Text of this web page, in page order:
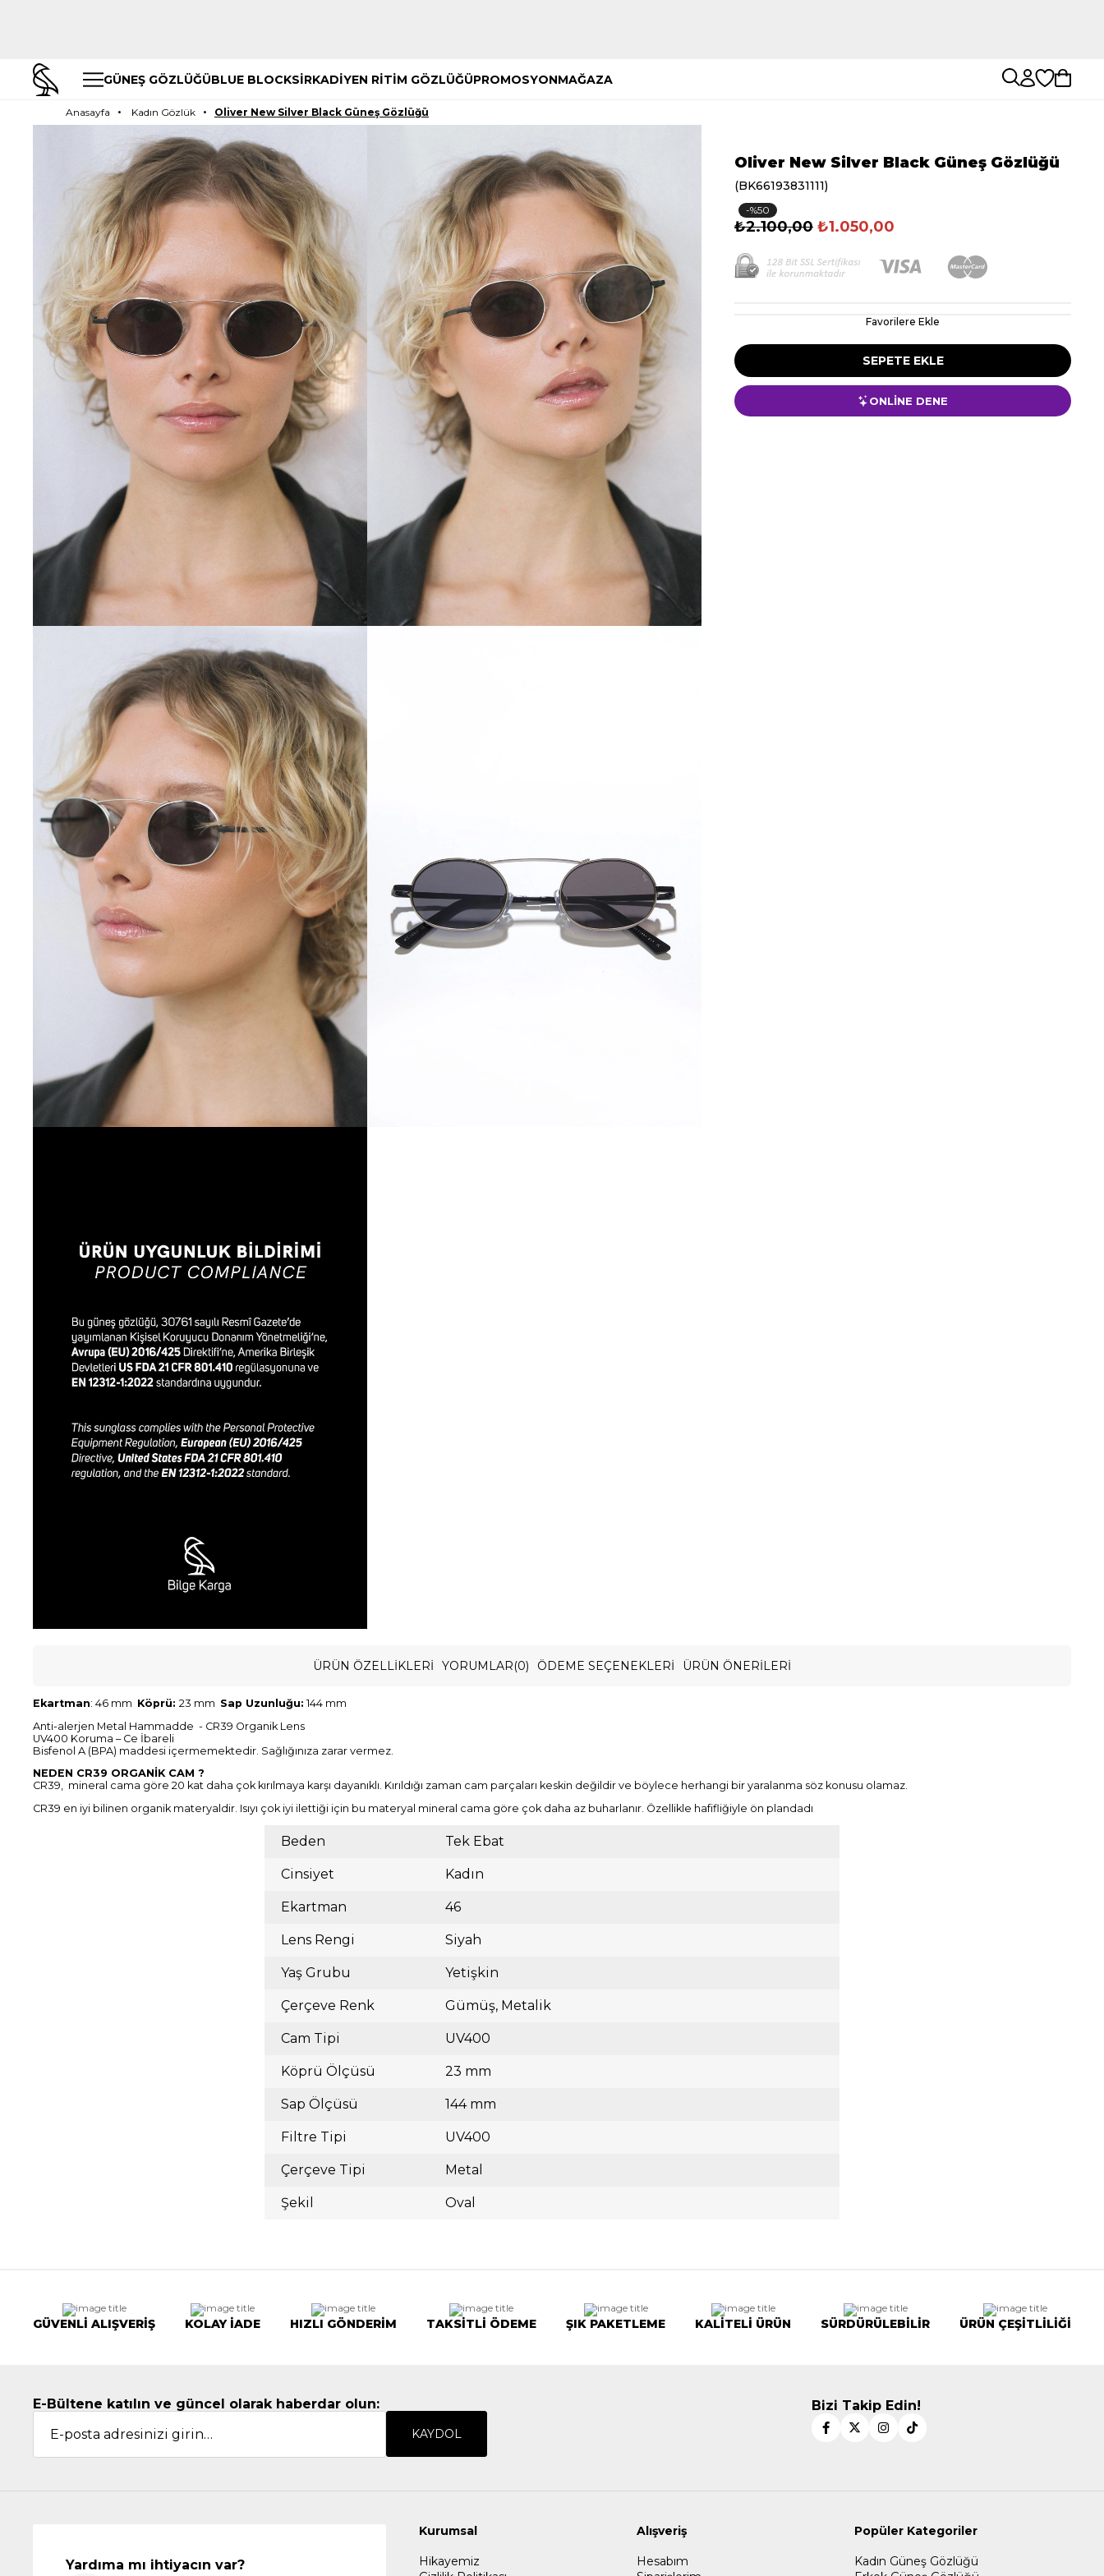
GÜNEŞ GÖZLÜĞÜBLUE BLOCKSİRKADİYEN RİTİM GÖZLÜĞÜPROMOSYONMAĞAZA
Anasayfa Kadın Gözlük Oliver New Silver Black Güneş Gözlüğü
Oliver New Silver Black Güneş Gözlüğü
(BK66193831111)
50
₺2.100,00 ₺1.050,00
Favorilere Ekle
ONLİNE DENE
ÜRÜN ÖZELLIKLERI YORUMLAR(0) ÖDEME SEÇENEKLERI ÜRÜN ÖNERILERI
Ekartman: 46 mm Köprü: 23 mm Sap Uzunluğu: 144 mm
Anti-alerjen Metal Hammadde - CR39 Organik Lens
UV400 Koruma – Ce İbareli
Bisfenol A (BPA) maddesi içermemektedir. Sağlığınıza zarar vermez.
NEDEN CR39 ORGANİK CAM ?
CR39, mineral cama göre 20 kat daha çok kırılmaya karşı dayanıklı. Kırıldığı zaman cam parçaları keskin değildir ve böylece herhangi bir yaralanma söz konusu olamaz.
CR39 en iyi bilinen organik materyaldir. Isıyı çok iyi ilettiği için bu materyal mineral cama göre çok daha az buharlanır. Özellikle hafifliğiyle ön plandadı
Beden Tek Ebat
Cinsiyet Kadın
Ekartman 46
Lens Rengi Siyah
Yaş Grubu Yetişkin
Çerçeve Renk Gümüş Metalik
Cam Tipi UV400
Köprü Ölçüsü 23 mm
Sap Ölçüsü 144 mm
Filtre Tipi UV400
Çerçeve Tipi Metal
Şekil Oval
GÜVENLİ ALIŞVERİŞ KOLAY İADE HIZLI GÖNDERİM TAKSİTLİ ÖDEME ŞIK PAKETLEME KALİTELİ ÜRÜN SÜRDÜRÜLEBİLİR ÜRÜN ÇEŞİTLİLİĞİ
E-Bültene katılın ve güncel olarak haberdar olun:
KAYDOL
Bizi Takip Edin!
Yardıma mı ihtiyacın var?
Kurumsal
Hikayemiz
Alışveriş
Hesabım
Popüler Kategoriler
Kadın Güneş Gözlüğü